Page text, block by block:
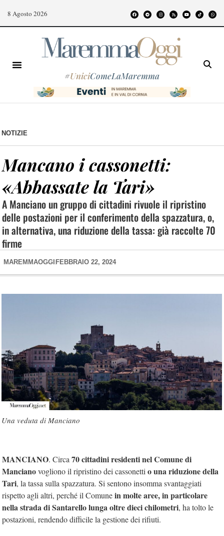
8 Agosto 2026
#UniciComeLaMaremma
NOTIZIE
Mancano i cassonetti:
«Abbassate la Tari»
A Manciano un gruppo di cittadini rivuole il ripristino
delle postazioni per il conferimento della spazzatura, o,
in alternativa, una riduzione della tassa: già raccolte 70
firme
MAREMMAOGGI FEBBRAIO 22, 2024
Una veduta di Manciano
MANCIANO. Circa 70 cittadini residenti nel Comune di
Mancianovogliono il ripristino dei cassonetti o una riduzione della
Tari, la tassa sulla spazzatura. Si sentono insomma svantaggiati
rispetto agli altri, perché il Comunein molte aree, in particolare
nella strada di Santarello lunga oltre dieci chilometri, ha tolto le
postazioni, rendendo difficile la gestione dei rifiuti.